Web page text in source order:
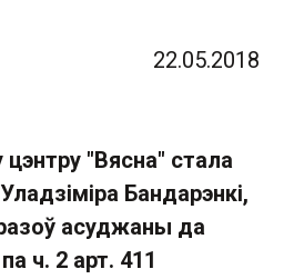
22.05.2018
"Вясна" стала
Бандарэнкі,
асуджаны да
ч. 2 арт. 411